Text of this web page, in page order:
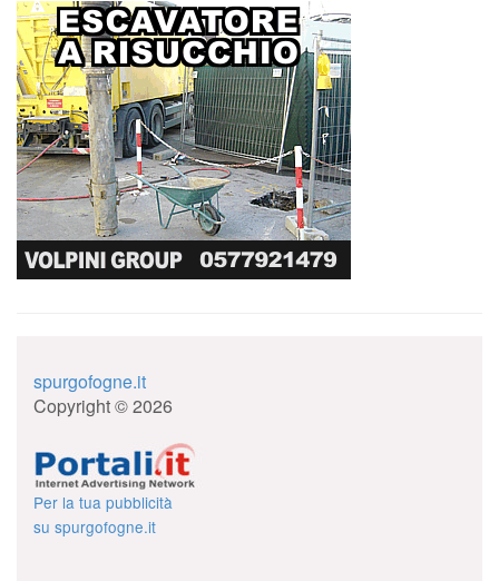
spurgofogne.it
Copyright © 2026
Per la tua pubblicità
su spurgofogne.it